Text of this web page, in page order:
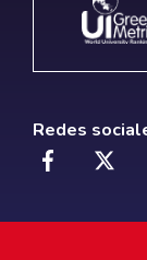
Redes